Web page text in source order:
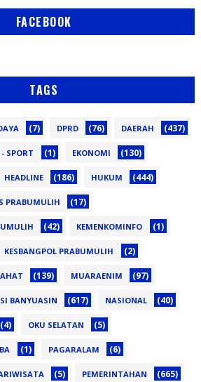
FACEBOOK
TAGS
(7) DPRD (76) DAERAH (437)
- SPORT (1) EKONOMI (130)
HEADLINE (186) HUKUM (444)
PRABUMULIH (17)
(42) KEMENKOMINFO (1)
KESBANGPOL PRABUMULIH (2)
(139) MUARAENIM (97)
BANYUASIN (617) NASIONAL (40)
(4) OKU SELATAN (5)
(1) PAGARALAM (6)
(5) PEMERINTAHAN (665)